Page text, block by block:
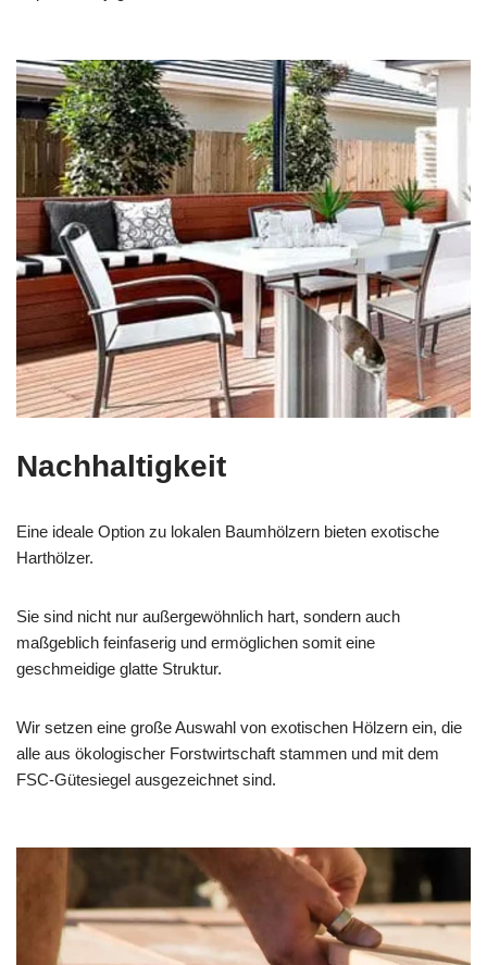
Nachhaltigkeit
Eine ideale Option zu lokalen Baumhölzern bieten exotische
Harthölzer.
Sie sind nicht nur außergewöhnlich hart, sondern auch
maßgeblich feinfaserig und ermöglichen somit eine
geschmeidige glatte Struktur.
Wir setzen eine große Auswahl von exotischen Hölzern ein, die
alle aus ökologischer Forstwirtschaft stammen und mit dem
FSC-Gütesiegel ausgezeichnet sind.